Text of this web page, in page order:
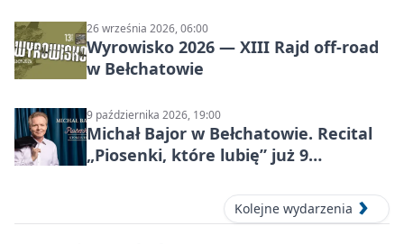
26 września 2026, 06:00
Wyrowisko 2026 — XIII Rajd off‑road
w Bełchatowie
9 października 2026, 19:00
Michał Bajor w Bełchatowie. Recital
„Piosenki, które lubię” już 9
Kolejne wydarzenia